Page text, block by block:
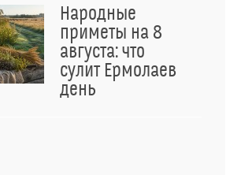
Народные
приметы на 8
августа: что
сулит Ермолаев
день